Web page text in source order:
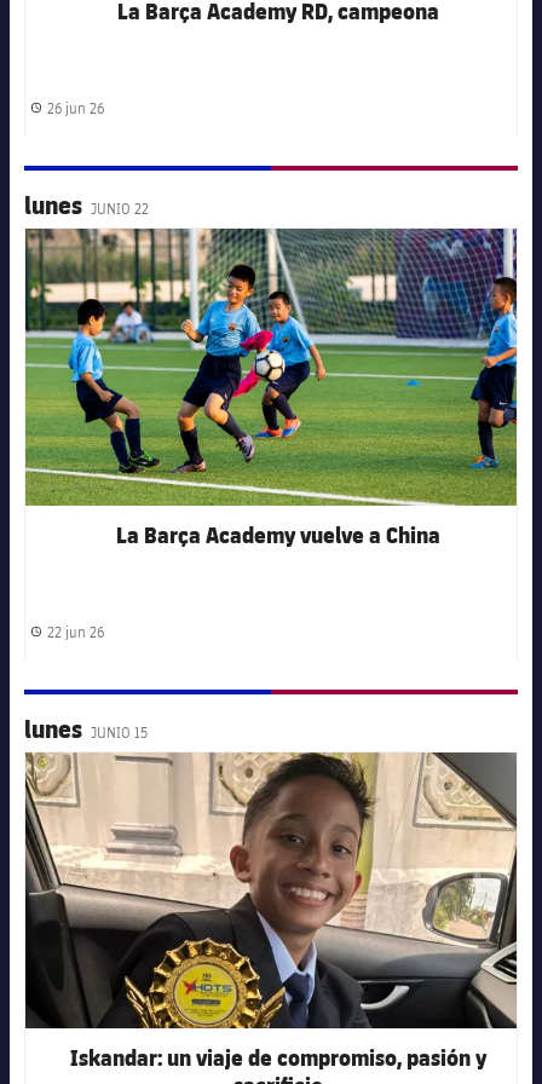
La Barça Academy RD, campeona
Fecha de publicación
26 jun 26
lunes JUNIO 22
FC Barcelona club badge
La Barça Academy vuelve a China
Fecha de publicación
22 jun 26
lunes JUNIO 15
FC Barcelona club badge
Iskandar: un viaje de compromiso, pasión y